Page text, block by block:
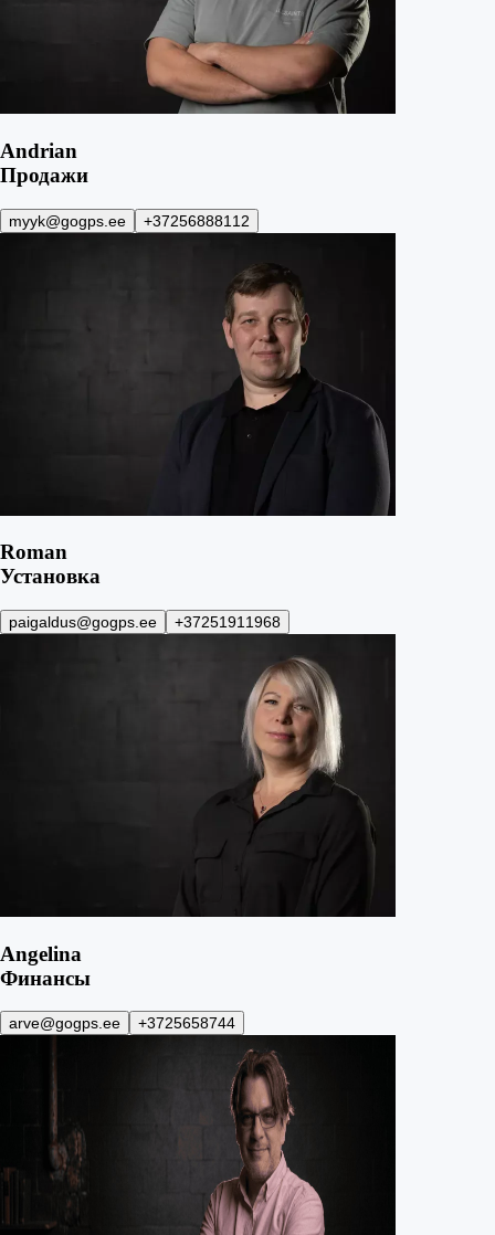
Andrian
Продажи
myyk@gogps.ee +37256888112
Roman
Установка
paigaldus@gogps.ee +37251911968
Angelina
Финансы
arve@gogps.ee +3725658744